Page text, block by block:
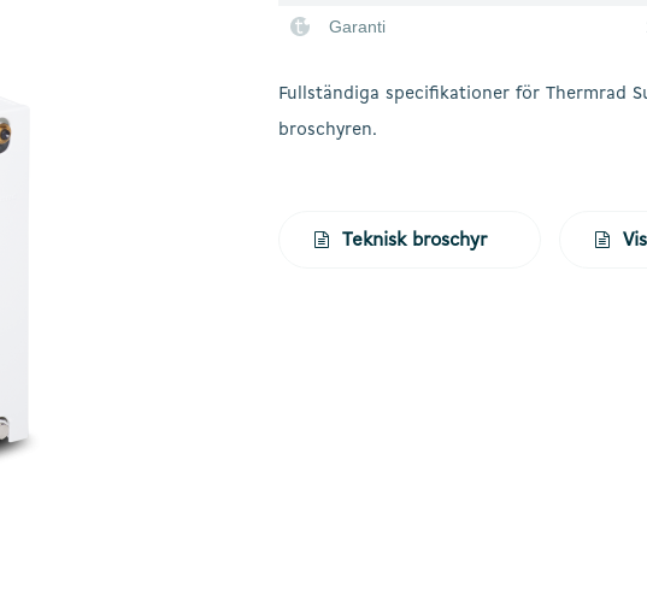
Garanti
Fullständiga specifikationer för Thermrad
broschyren.
Teknisk broschyr